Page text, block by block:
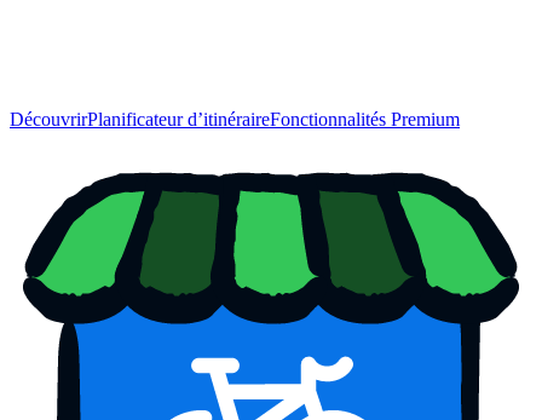
DécouvrirPlanificateur d’itinéraireFonctionnalités Premium